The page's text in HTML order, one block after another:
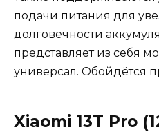
подачи питания для
долговечности
представляет из себя
универсал. Обойдётся
Xiaomi 13T Pro